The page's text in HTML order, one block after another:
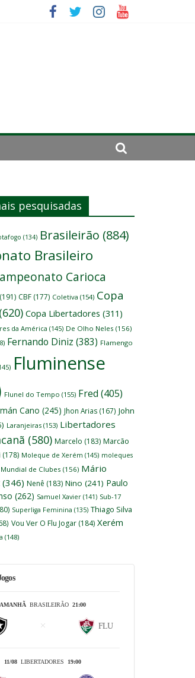
pesquisadas
(134) Brasileirão (884)
Brasileiro
Carioca
(191) CBF (177) Coletiva (154) Copa
(620) Copa Libertadores (311)
da América (145) De Olho Neles (156)
Fernando Diniz (383) Flamengo
Fluminense
Flunel do Tempo (155) Fred (405)
Cano (245) Jhon Arias (167) John
Laranjeiras (153) Libertadores
(580) Marcelo (183) Marcão
(178) Moleque de Xerém (145) moleques
Mundial de Clubes (156) Mário
(346) Nenê (183) Nino (241) Paulo
(262) Samuel Xavier (141) Sub-17
Superliga Feminina (135) Thiago Silva
Vou Ver O Flu Jogar (184) Xerém
(148)
AMANHÃ BRASILEIRÃO 21:00
FLU
11/08 LIBERTADORES 19:00